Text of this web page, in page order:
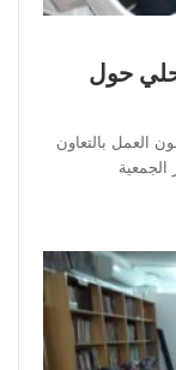
حول
العمل بالتعاون